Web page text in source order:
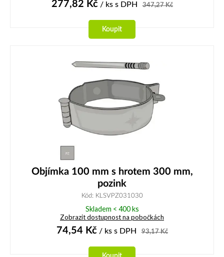
277,82 Kč/ ks s DPH 347,27Kč
Koupit
Objímka 100 mm s hrotem 300 mm,
pozink
Kód: KLSVPZ031030
Skladem < 400 ks
Zobrazit dostupnost na pobočkách
74,54 Kč/ ks s DPH 93,17Kč
Koupit